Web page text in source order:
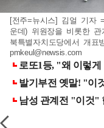
[전주=뉴시스] 김얼 기자
운데) 위원장을 비롯한
북특별자치도당에서 개표
pmkeul@newsis.com